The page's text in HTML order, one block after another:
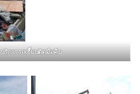
บริการรถเฮี๊ยบติดมือคีบ